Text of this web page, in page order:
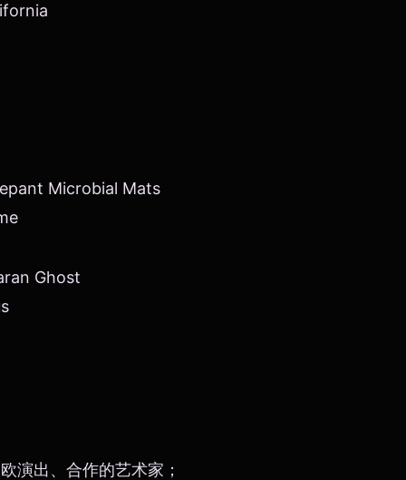
Microbial Mats
Ghost
演出、合作的艺术家；